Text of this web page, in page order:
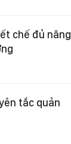
chế đủ năng
tắc quản